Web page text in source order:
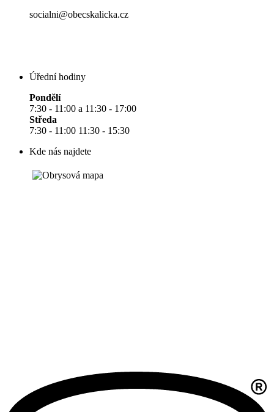
socialni@obecskalicka.cz
Úřední hodiny
Pondělí
7:30 - 11:00 a 11:30 - 17:00
Středa
7:30 - 11:00 11:30 - 15:30
Kde nás najdete